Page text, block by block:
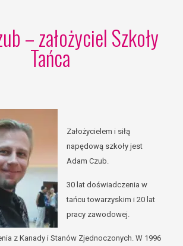
– założyciel Szkoły
Tańca
Założycielem i siłą
napędową szkoły jest
Adam Czub.
30 lat doświadczenia w
tańcu towarzyskim i 20 lat
pracy zawodowej.
z Kanady i Stanów Zjednoczonych. W 1996